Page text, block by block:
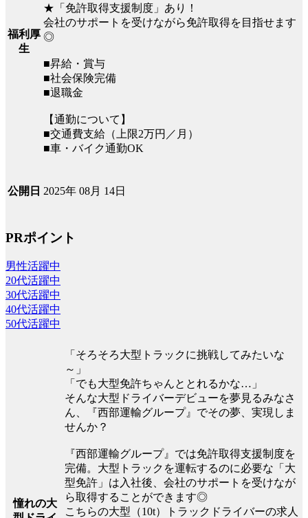
福利厚
生
★「免許取得支援制度」あり！
会社のサポートを受けながら免許取得を目指せます
◎
■昇給・賞与
■社会保険完備
■退職金
【通勤について】
■交通費支給（上限2万円／月）
■車・バイク通勤OK
公開日 2025年 08月 14日
PRポイント
男性活躍中
20代活躍中
30代活躍中
40代活躍中
50代活躍中
憧れの大
「そろそろ大型トラックに挑戦してみたいな
～」
「でも大型免許ちゃんととれるかな…」
そんな大型ドライバーデビューを夢見るみなさ
ん、『西部運輸グループ』でその夢、実現しま
せんか？
『西部運輸グループ』では免許取得支援制度を
完備。大型トラックを運転するのに必要な「大
型免許」は入社後、会社のサポートを受けなが
ら取得することができます◎
こちらの大型（10t）トラックドライバーの求人